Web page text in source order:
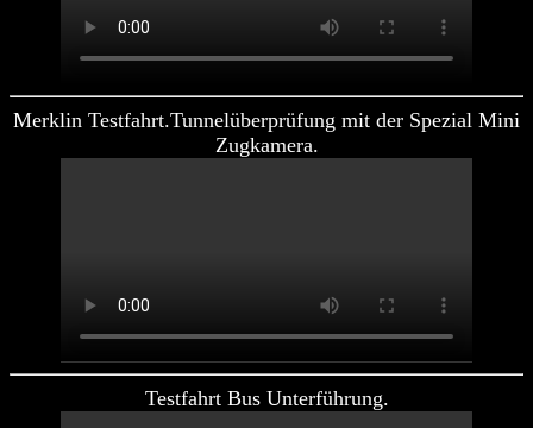
Merklin Testfahrt.Tunnelüberprüfung mit der Spezial Mini
Zugkamera.
Testfahrt Bus Unterführung.